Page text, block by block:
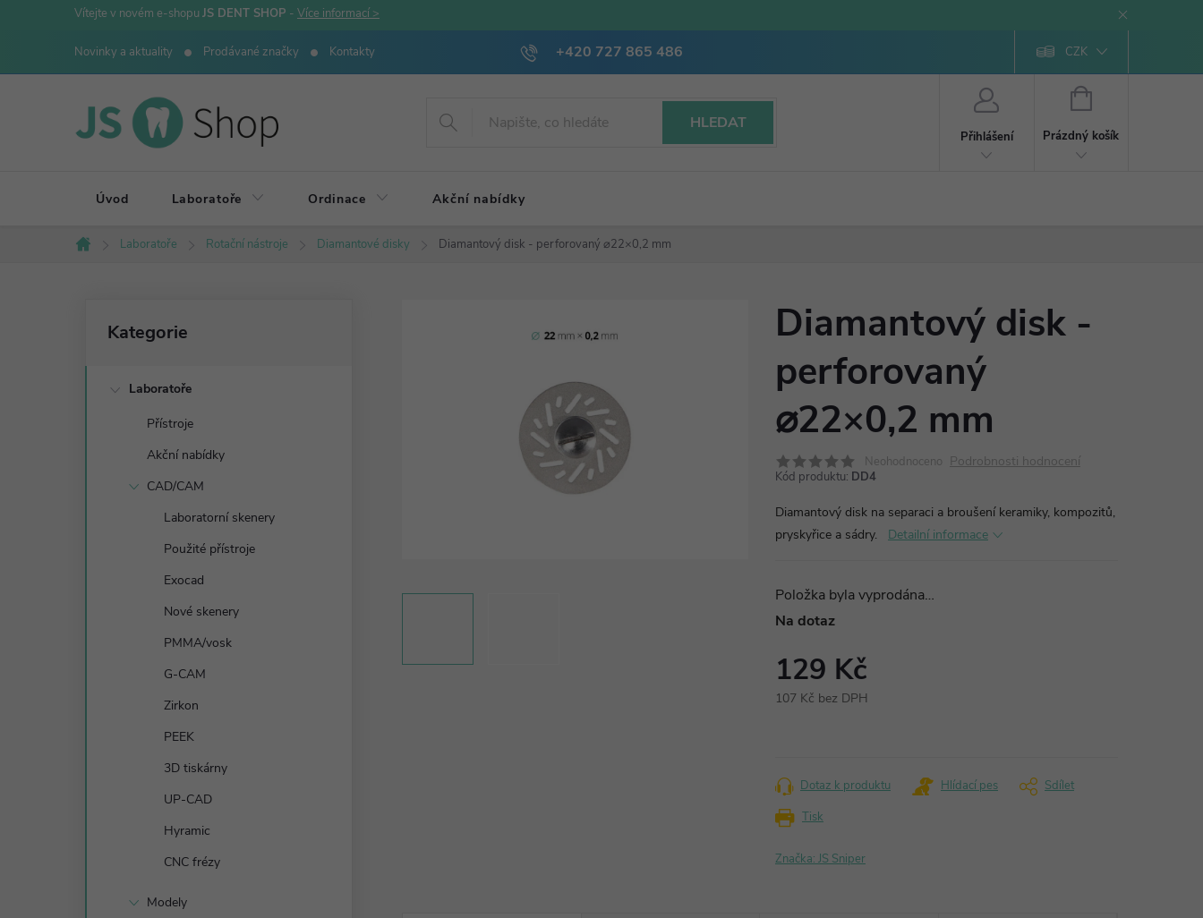
Vítejte v novém e-shopu JS DENT SHOP - Více informací >
+420 727 865 486
Novinky a aktuality Prodávané značky Kontakty CZK
HLEDAT
Přihlášení
NÁKUPNÍ
Prázdný košík
Úvod Laboratoře Ordinace Akční nabídky
Domů
Laboratoře Rotační nástroje Diamantové disky Diamantový disk - perforovaný ⌀22×0,2 mm
o
kategorie
Kategorie
Laboratoře
Přístroje
Akční nabídky
CAD/CAM
Laboratorní skenery
Použité přístroje
Exocad
Nové skenery
PMMA/vosk
G-CAM
Zirkon
PEEK
3D tiskárny
UP-CAD
Hyramic
CNC frézy
Modely
Diamantový disk -
perforovaný
⌀22×0,2 mm
Neohodnoceno Podrobnosti hodnocení
Kód produktu: DD4
Diamantový disk na separaci a broušení keramiky, kompozitů,
pryskyřice a sádry.
Detailní informace
Položka byla vyprodána…
Na dotaz
129 Kč
107 Kč bez DPH
Tisk
Dotaz k produktu Hlídací pes Sdílet
Značka: JS Sniper